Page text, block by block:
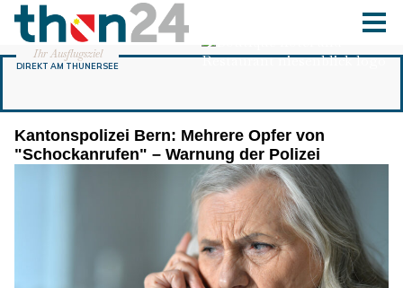
Kantonspolizei Bern: Mehrere Opfer von
"Schockanrufen" – Warnung der Polizei